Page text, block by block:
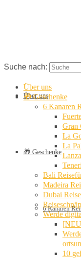
Über uns
🎁 Geschenke
6 Kanaren
Suche nach:
Über uns
🎁 Geschenke
6 Kanaren
Gran
La
La
Bali
Madeira
Dubai
Werde
10